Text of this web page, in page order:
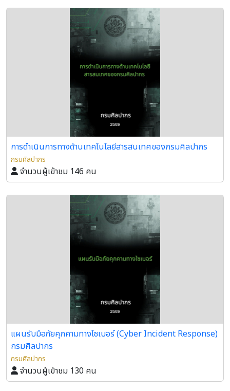
การดำเนินการทางด้านเทคโนโลยีสารสนเทศของกรมศิลปากร
กรมศิลปากร
จำนวนผู้เข้าชม 146 คน
แผนรับมือภัยคุกคามทางไซเบอร์ (Cyber Incident Response)
กรมศิลปากร
กรมศิลปากร
จำนวนผู้เข้าชม 130 คน